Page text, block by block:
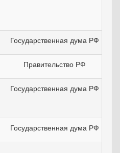
Государственная дума РФ
Правительство РФ
Государственная дума РФ
Государственная дума РФ